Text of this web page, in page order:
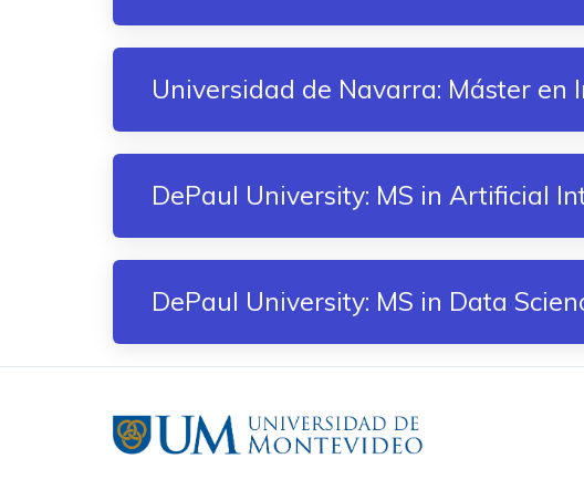
Universidad de Navarra: Máster en
DePaul University: MS in Artificial
DePaul University: MS in Data